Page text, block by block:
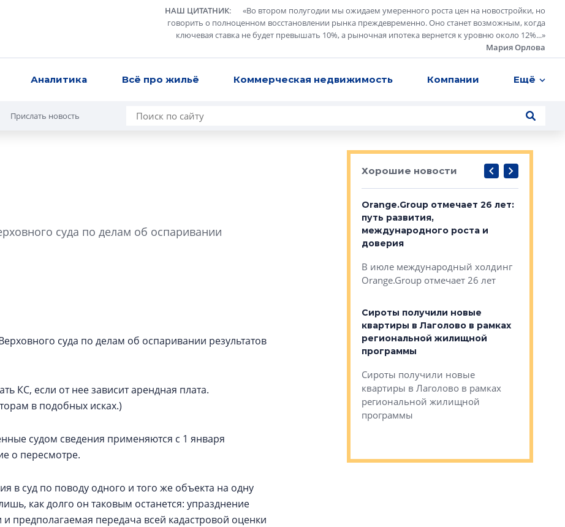
НАШ ЦИТАТНИК: «Во втором полугодии мы ожидаем умеренного роста цен на новостройки, но
говорить о полноценном восстановлении рынка преждевременно. Оно станет возможным, когда
ключевая ставка не будет превышать 10%, а рыночная ипотека вернется к уровню около 12%...»
Мария Орлова
Аналитика Всё про жильё Коммерческая недвижимость Компании Ещё
Прислать новость
суда по делам об оспаривании
суда по делам об оспаривании результатов
КС, если от нее зависит арендная плата.
в подобных исках.)
судом сведения применяются с 1 января
о пересмотре.
в суд по поводу одного и того же объекта на одну
как долго он таковым останется: упразднение
предполагаемая передача всей кадастровой оценки
Хорошие новости
один центр совмещенного
Петербурга появился еще один
Orange.Group отмечает 26 лет:
путь развития,
международного роста и
доверия
В июле международный холдинг
Orange.Group отмечает 26 лет
Сироты получили новые
квартиры в Лаголово в рамках
региональной жилищной
программы
Сироты получили новые
квартиры в Лаголово в рамках
региональной жилищной
программы